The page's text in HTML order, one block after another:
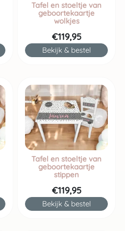
Tafel en stoeltje van
geboortekaartje
wolkjes
€119,95
Bekijk & bestel
Tafel en stoeltje van
geboortekaartje
stippen
€119,95
Bekijk & bestel